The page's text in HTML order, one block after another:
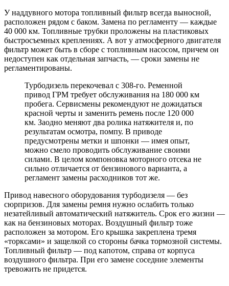
У наддувного мотора топливный фильтр всегда выносной,
расположен рядом с баком. Замена по регламенту — каждые
40 000 км. Топливные трубки проложены на пластиковых
быстросъемных креплениях. А вот у атмосферного двигателя
фильтр может быть в сборе с топливным насосом, причем он
недоступен как отдельная запчасть, — сроки замены не
регламентированы.
Турбодизель перекочевал с 308-го. Ременной
привод ГРМ требует обслуживания на 180 000 км
пробега. Сервисмены рекомендуют не дожидаться
красной черты и заменить ремень после 120 000
км. Заодно меняют два ролика натяжителя и, по
результатам осмотра, помпу. В приводе
предусмотрены метки и шпонки — имея опыт,
можно смело проводить обслуживание своими
силами. В целом компоновка моторного отсека не
сильно отличается от бензинового варианта, а
регламент замены расходников тот же.
Привод навесного оборудования турбодизеля — без
сюрпризов. Для замены ремня нужно ослабить только
незатейливый автоматический натяжитель. Срок его жизни —
как на бензиновых моторах. Воздушный фильтр тоже
расположен за мотором. Его крышка закреплена тремя
«торксами» и защелкой со стороны бачка тормозной системы.
Топливный фильтр — под капотом, справа от корпуса
воздушного фильтра. При его замене соседние элементы
тревожить не придется.